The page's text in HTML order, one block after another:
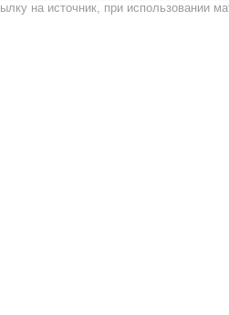
на источник, при использовании